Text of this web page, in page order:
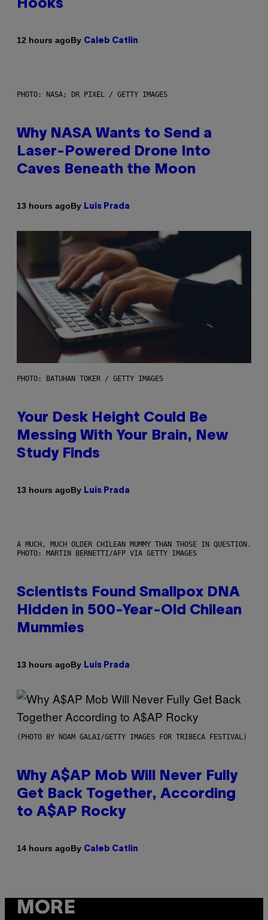
Hooks
12 hours agoBy Caleb Catlin
PHOTO: NASA; DR PIXEL / GETTY IMAGES
Why NASA Wants to Send a
Laser-Powered Drone Into
Caves Beneath the Moon
13 hours agoBy Luis Prada
PHOTO: BATUHAN TOKER / GETTY IMAGES
Your Desk Height Could Be
Messing With Your Brain, New
Study Finds
13 hours agoBy Luis Prada
A MUCH, MUCH OLDER CHILEAN MUMMY THAN THOSE IN QUESTION.
PHOTO: MARTIN BERNETTI/AFP VIA GETTY IMAGES
Scientists Found Smallpox DNA
Hidden in 500-Year-Old Chilean
Mummies
13 hours agoBy Luis Prada
(PHOTO BY NOAM GALAI/GETTY IMAGES FOR TRIBECA FESTIVAL)
Why A$AP Mob Will Never Fully
Get Back Together, According
to A$AP Rocky
14 hours agoBy Caleb Catlin
MORE